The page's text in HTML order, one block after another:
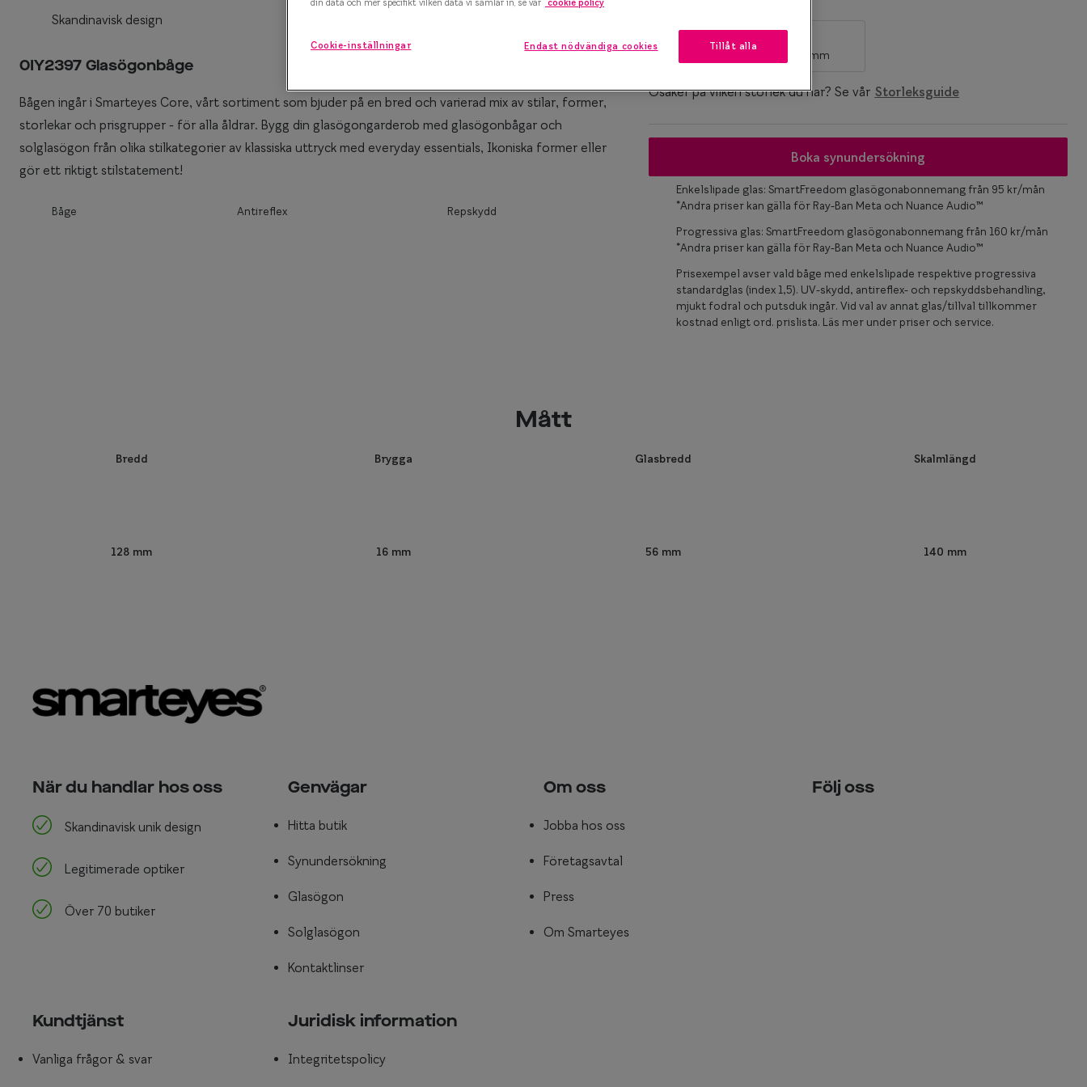
Smarteyes Summer Collection
Polariserande solglasögon
Så väljer du rätt solglasögon
127-137 mm
Osäker på vilken storlek du har? Se vår Storleksguide
Boka synundersökning
Enkelslipade glas: SmartFreedom glasögonabonnemang från 95 kr/mån
*Andra priser kan gälla för Ray-Ban Meta och Nuance Audio™
Progressiva glas: SmartFreedom glasögonabonnemang från 160 kr/mån
*Andra priser kan gälla för Ray-Ban Meta och Nuance Audio™
Prisexempel avser vald båge med enkelslipade respektive progressiva
standardglas (index 1,5). UV-skydd, antireflex- och repskyddsbehandling,
mjukt fodral och putsduk ingår. Vid val av annat glas/tillval tillkommer
kostnad enligt ord. prislista. Läs mer under priser och service.
Skandinavisk design
0IY2397 Glasögonbåge
Bågen ingår i Smarteyes Core, vårt sortiment som bjuder på en bred och varierad mix av stilar, former,
storlekar och prisgrupper - för alla åldrar. Bygg din glasögongarderob med glasögonbågar och
solglasögon från olika stilkategorier av klassiska uttryck med everyday essentials, Ikoniska former eller
gör ett riktigt stilstatement!
Båge Antireflex Repskydd
Mått
Bredd
128 mm
Brygga
16 mm
Glasbredd
56 mm
Skalmlängd
140 mm
När du handlar hos oss
Skandinavisk unik design
Legitimerade optiker
Över 70 butiker
Genvägar
Hitta butik
Synundersökning
Glasögon
Solglasögon
Kontaktlinser
Om oss
Jobba hos oss
Företagsavtal
Press
Om Smarteyes
Kundtjänst
Vanliga frågor & svar
Juridisk information
Integritetspolicy
Följ oss
din data och mer specifikt vilken data vi samlar in, se vår cookie policy
Cookie-inställningar Endast nödvändiga cookies Tillåt alla